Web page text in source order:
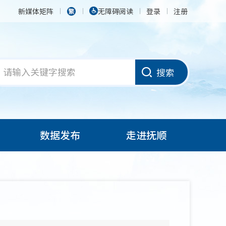
新媒体矩阵 无障碍阅读 登录 注册
搜索
数据发布 走进抚顺